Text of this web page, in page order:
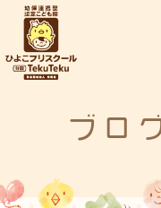
ブロ